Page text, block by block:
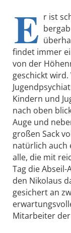
E r ist
findet immer
von der
geschickt
Kindern und
nach oben
Auge und
großen Sack
natürlich auch
alle, die mit
Tag die
den Nikolaus
gesichert an
Mitarbeiter